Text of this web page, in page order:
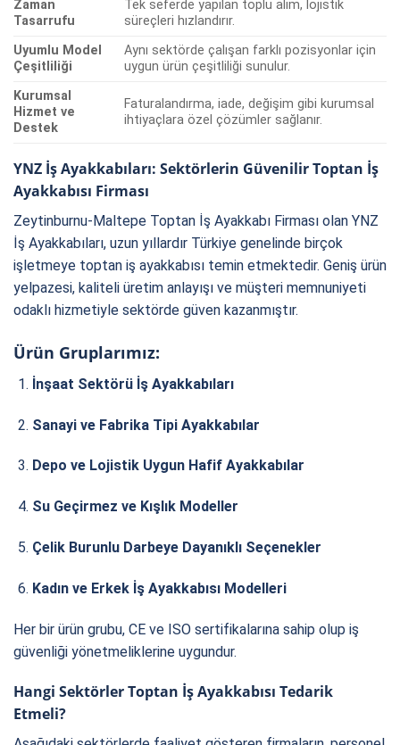
Zaman
Tasarrufu
Tek seferde yapılan toplu alım, lojistik
süreçleri hızlandırır.
Uyumlu Model
Çeşitliliği
Aynı sektörde çalışan farklı pozisyonlar için
uygun ürün çeşitliliği sunulur.
Kurumsal
Hizmet ve
Destek
Faturalandırma, iade, değişim gibi kurumsal
ihtiyaçlara özel çözümler sağlanır.
YNZ İş Ayakkabıları: Sektörlerin Güvenilir Toptan İş
Ayakkabısı Firması
Zeytinburnu-Maltepe Toptan İş Ayakkabı Firması olan YNZ
İş Ayakkabıları, uzun yıllardır Türkiye genelinde birçok
işletmeye toptan iş ayakkabısı temin etmektedir. Geniş ürün
yelpazesi, kaliteli üretim anlayışı ve müşteri memnuniyeti
odaklı hizmetiyle sektörde güven kazanmıştır.
Ürün Gruplarımız:
İnşaat Sektörü İş Ayakkabıları
Sanayi ve Fabrika Tipi Ayakkabılar
Depo ve Lojistik Uygun Hafif Ayakkabılar
Su Geçirmez ve Kışlık Modeller
Çelik Burunlu Darbeye Dayanıklı Seçenekler
Kadın ve Erkek İş Ayakkabısı Modelleri
Her bir ürün grubu, CE ve ISO sertifikalarına sahip olup iş
güvenliği yönetmeliklerine uygundur.
Hangi Sektörler Toptan İş Ayakkabısı Tedarik
Etmeli?